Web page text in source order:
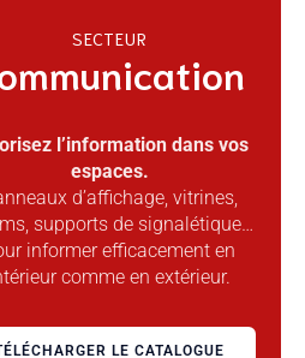
SECTEUR
l’information dans vos
espaces.
d’affichage, vitrines,
supports de signalétique…
informer efficacement en
comme en extérieur.
LE CATALOGUE